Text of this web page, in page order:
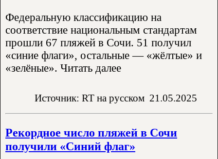
Федеральную классификацию на
соответствие национальным стандартам
прошли 67 пляжей в Сочи. 51 получил
«синие флаги», остальные — «жёлтые» и
«зелёные». Читать далее
Источник: RT на русском 21.05.2025
Рекордное число пляжей в Сочи
получили «Синий флаг»